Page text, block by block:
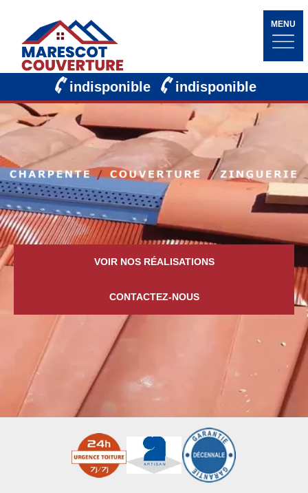
MENU
indisponible indisponible
VOIR NOS RÉALISATIONS
CONTACTEZ-NOUS